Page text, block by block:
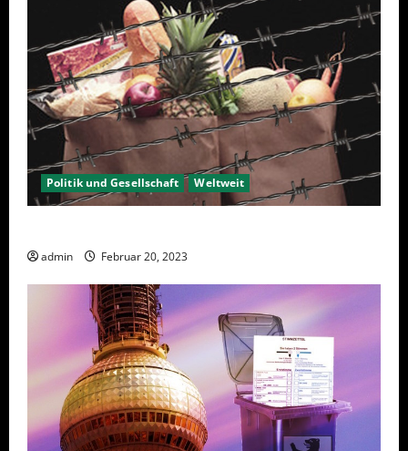
Politik und Gesellschaft Weltweit
admin Februar 20, 2023